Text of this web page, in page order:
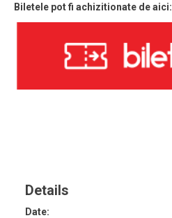
Biletele pot fi achizitionate de aici:
Details
Date: